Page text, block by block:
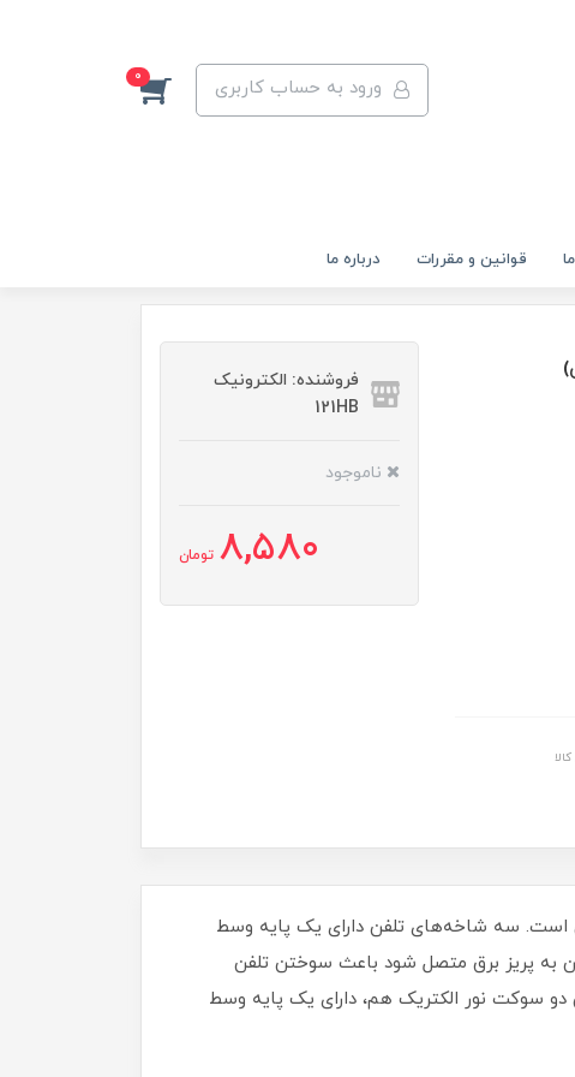
ورود به حساب کاربری 0
قوانين و مقررات درباره ما
فروشنده: الکترونیک
121HB
ناموجود
8,580 تومان
است. سه شاخه‌های تلفن دارای یک پایه وسط
به پریز برق متصل شود باعث سوختن تلفن
سوکت نور الکتریک هم، دارای یک پایه وسط